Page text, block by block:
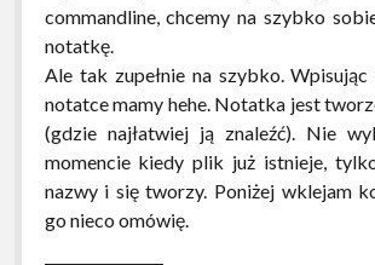
commandline, chcemy na szybko
notatkę.
Ale tak zupełnie na szybko.
notatce mamy hehe. Notatka jest
(gdzie najłatwiej ją znaleźć). Nie
momencie kiedy plik już istnieje,
nazwy i się tworzy. Poniżej wklejam
go nieco omówię.